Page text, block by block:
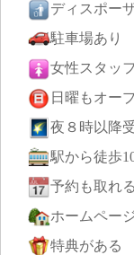
ディスポー
駐車場あり
女性スタッ
日曜もオー
夜８時以降
駅から徒歩
予約も取れる
ホームペー
特典がある